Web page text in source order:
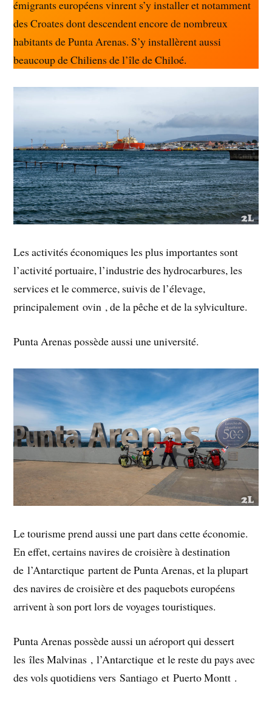
émigrants européens vinrent s’y installer et notamment
des Croates dont descendent encore de nombreux
habitants de Punta Arenas. S’y installèrent aussi
beaucoup de Chiliens de l’île de Chiloé.
Les activités économiques les plus importantes sont
l’activité portuaire, l’industrie des hydrocarbures, les
services et le commerce, suivis de l’élevage,
principalement ovin , de la pêche et de la sylviculture.
Punta Arenas possède aussi une université.
Le tourisme prend aussi une part dans cette économie.
En effet, certains navires de croisière à destination
de l’Antarctique partent de Punta Arenas, et la plupart
des navires de croisière et des paquebots européens
arrivent à son port lors de voyages touristiques.
Punta Arenas possède aussi un aéroport qui dessert
les îles Malvinas , l’Antarctique et le reste du pays avec
des vols quotidiens vers Santiago et Puerto Montt .